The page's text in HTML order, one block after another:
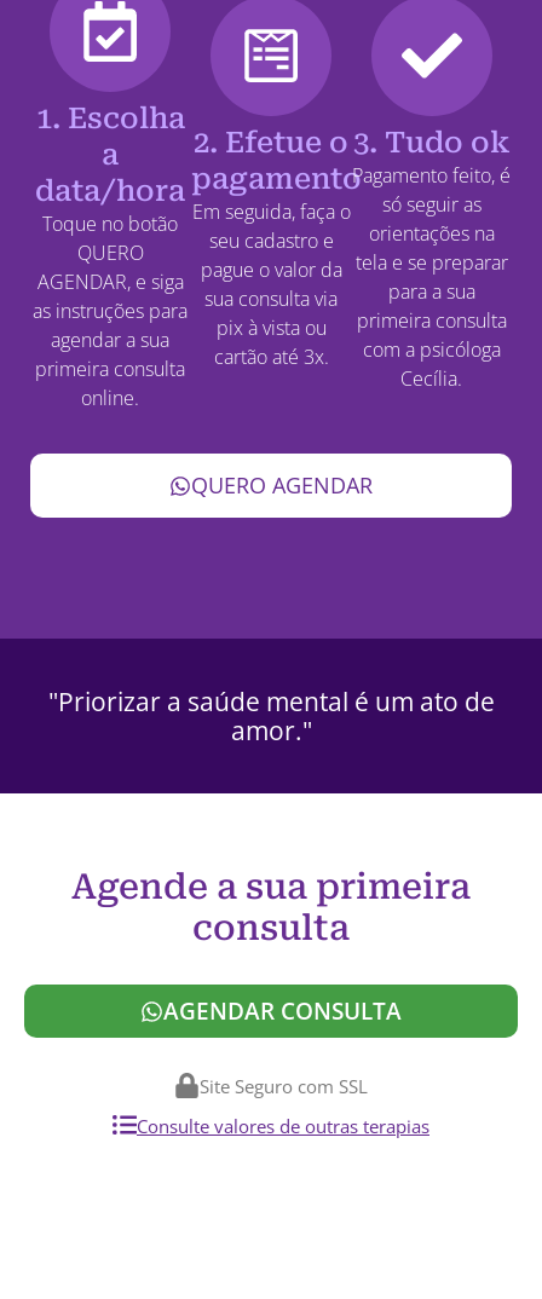
1. Escolha
a
data/hora
Toque no botão
QUERO
AGENDAR, e siga
as instruções para
agendar a sua
primeira consulta
online.
2. Efetue o
pagamento
Em seguida, faça o
seu cadastro e
pague o valor da
sua consulta via
pix à vista ou
cartão até 3x.
3. Tudo ok
Pagamento feito, é
só seguir as
orientações na
tela e se preparar
para a sua
primeira consulta
com a psicóloga
Cecília.
QUERO AGENDAR
"Priorizar a saúde mental é um ato de
amor."
Agende a sua primeira
consulta
AGENDAR CONSULTA
Site Seguro com SSL
Consulte valores de outras terapias